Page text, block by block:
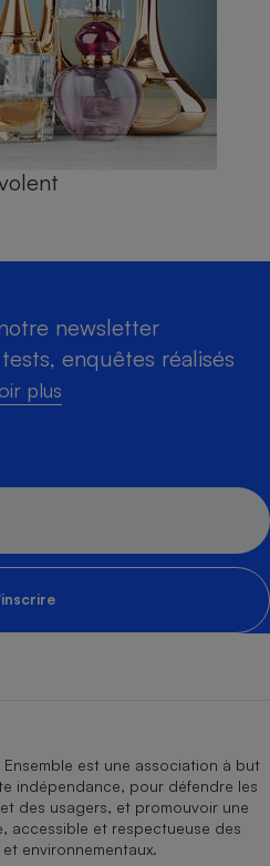
newsletter
enquêtes réalisés
plus
est une association à but
indépendance, pour défendre les
des usagers, et promouvoir une
accessible et respectueuse des
environnementaux.